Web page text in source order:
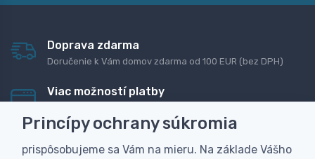
Doprava zdarma
Doručenie k Vám domov zdarma od 100 EUR (bez DPH)
Viac možností platby
dobierku
Personalizácia
Princípy ochrany súkromia
prispôsobujeme sa Vám na mieru. Na základe Vášho